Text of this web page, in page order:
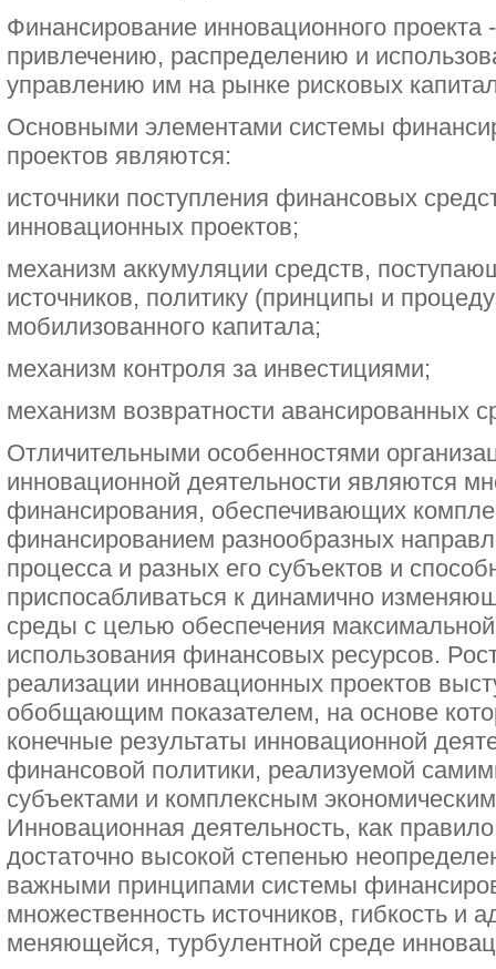
Финансирование инновационного проекта
привлечению, распределению и
управлению им на рынке рисковых
Основными элементами системы
проектов являются:
источники поступления финансовых
инновационных проектов;
механизм аккумуляции средств,
источников, политику (принципы и
мобилизованного капитала;
механизм контроля за инвестициями;
механизм возвратности авансированных
Отличительными особенностями
инновационной деятельности являются
финансирования, обеспечивающих
финансированием разнообразных
процесса и разных его субъектов и
приспосабливаться к динамично
среды с целью обеспечения
использования финансовых ресурсов.
реализации инновационных проектов
обобщающим показателем, на основе
конечные результаты инновационной
финансовой политики, реализуемой
субъектами и комплексным
Инновационная деятельность, как
достаточно высокой степенью
важными принципами системы
множественность источников, гибкость и
меняющейся, турбулентной среде